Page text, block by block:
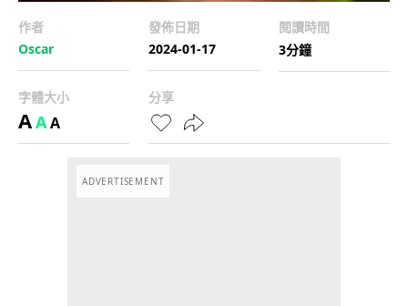
作者
Oscar
發佈日期
2024-01-17
閱讀時間
3分鐘
字體大小
AAA
分享
ADVERTISEMENT